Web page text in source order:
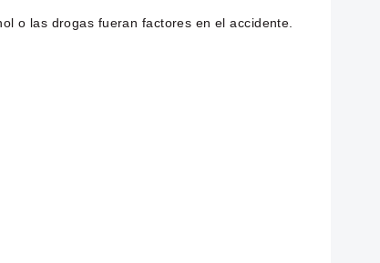
o las drogas fueran factores en el accidente.